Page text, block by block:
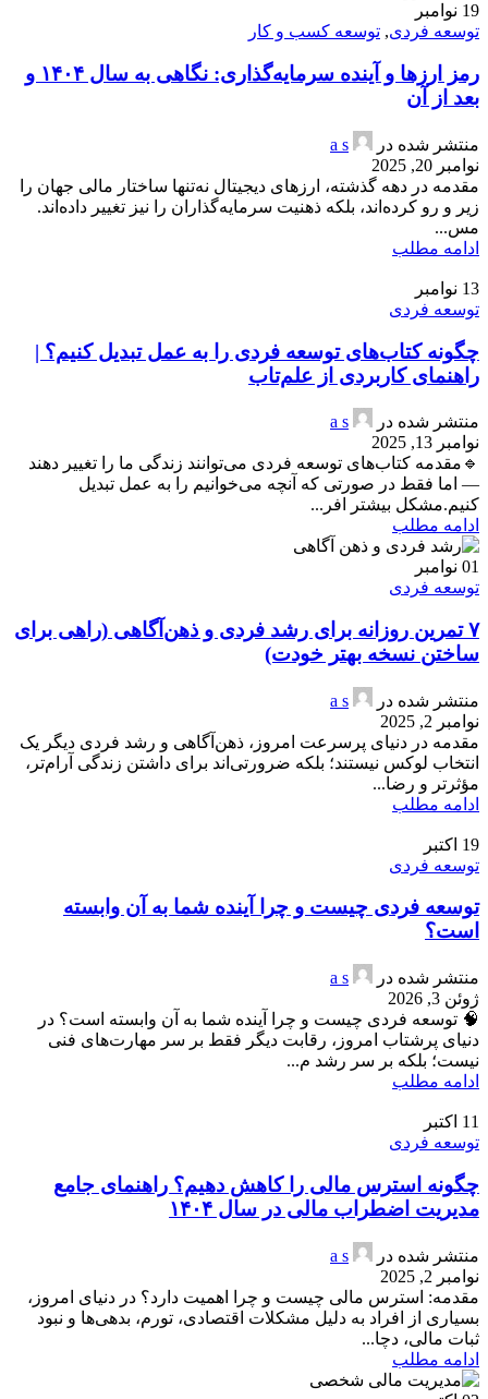
19 نوامبر
توسعه فردی, توسعه کسب و کار
رمز ارزها و آینده سرمایه‌گذاری: نگاهی به سال ۱۴۰۴ و
بعد از آن
منتشر شده در
a s
نوامبر 20, 2025
مقدمه در دهه گذشته، ارزهای دیجیتال نه‌تنها ساختار مالی جهان را
زیر و رو کرده‌اند، بلکه ذهنیت سرمایه‌گذاران را نیز تغییر داده‌اند.
مس...
ادامه مطلب
13 نوامبر
توسعه فردی
چگونه کتاب‌های توسعه فردی را به عمل تبدیل کنیم؟ |
راهنمای کاربردی از علم‌تاب
منتشر شده در
a s
نوامبر 13, 2025
🔹مقدمه کتاب‌های توسعه فردی می‌توانند زندگی ما را تغییر دهند
— اما فقط در صورتی که آنچه می‌خوانیم را به عمل تبدیل
کنیم.مشکل بیشتر افر...
ادامه مطلب
01 نوامبر
توسعه فردی
۷ تمرین روزانه برای رشد فردی و ذهن‌آگاهی (راهی برای
ساختن نسخه بهتر خودت)
منتشر شده در
a s
نوامبر 2, 2025
مقدمه در دنیای پرسرعت امروز، ذهن‌آگاهی و رشد فردی دیگر یک
انتخاب لوکس نیستند؛ بلکه ضرورتی‌اند برای داشتن زندگی آرام‌تر،
مؤثرتر و رضا...
ادامه مطلب
19 اکتبر
توسعه فردی
توسعه فردی چیست و چرا آینده شما به آن وابسته
است؟
منتشر شده در
a s
ژوئن 3, 2026
🧠 توسعه فردی چیست و چرا آینده شما به آن وابسته است؟ در
دنیای پرشتاب امروز، رقابت دیگر فقط بر سر مهارت‌های فنی
نیست؛ بلکه بر سر رشد م...
ادامه مطلب
11 اکتبر
توسعه فردی
چگونه استرس مالی را کاهش دهیم؟ راهنمای جامع
مدیریت اضطراب مالی در سال ۱۴۰۴
منتشر شده در
a s
نوامبر 2, 2025
مقدمه: استرس مالی چیست و چرا اهمیت دارد؟ در دنیای امروز،
بسیاری از افراد به دلیل مشکلات اقتصادی، تورم، بدهی‌ها و نبود
ثبات مالی، دچا...
ادامه مطلب